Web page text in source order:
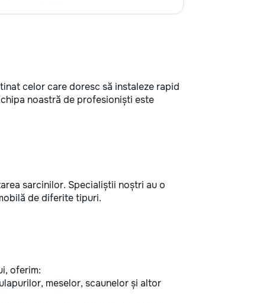
celor care doresc să instaleze rapid
noastră de profesioniști este
sarcinilor. Specialiștii noștri au o
de diferite tipuri.
oferim:
meselor, scaunelor și altor